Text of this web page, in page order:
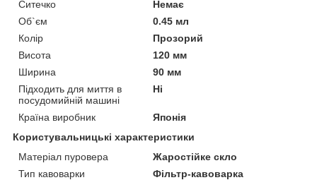
Ситечко
Немає
Об`єм
0.45 мл
Колір
Прозорий
Висота
120 мм
Ширина
90 мм
Підходить для миття в
посудомийній машині
Ні
Країна виробник
Японія
Користувальницькі характеристики
Матеріал пуровера
Жаростійке скло
Тип кавоварки
Фільтр-кавоварка